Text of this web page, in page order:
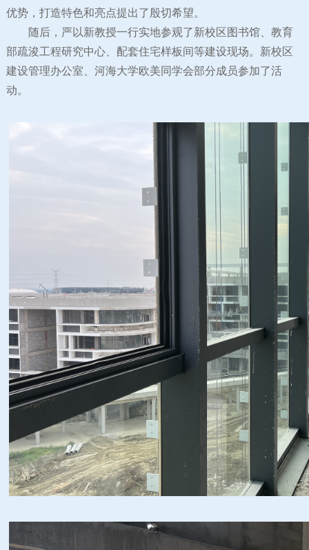
优势，打造特色和亮点提出了殷切希望。
随后，严以新教授一行实地参观了新校区图书馆、教育
部疏浚工程研究中心、配套住宅样板间等建设现场。新校区
建设管理办公室、河海大学欧美同学会部分成员参加了活
动。